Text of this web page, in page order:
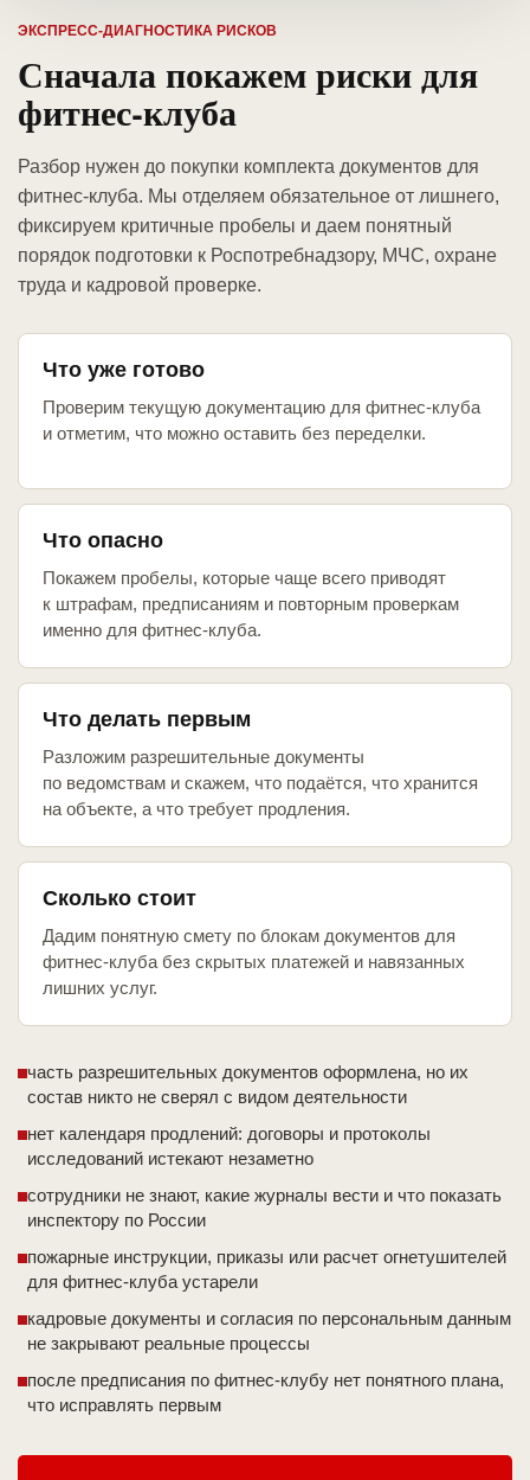
ЭКСПРЕСС-ДИАГНОСТИКА РИСКОВ
Сначала покажем риски для
фитнес-клуба
Разбор нужен до покупки комплекта документов для
фитнес-клуба. Мы отделяем обязательное от лишнего,
фиксируем критичные пробелы и даем понятный
порядок подготовки к Роспотребнадзору, МЧС, охране
труда и кадровой проверке.
Что уже готово
Проверим текущую документацию для фитнес-клуба
и отметим, что можно оставить без переделки.
Что опасно
Покажем пробелы, которые чаще всего приводят
к штрафам, предписаниям и повторным проверкам
именно для фитнес-клуба.
Что делать первым
Разложим разрешительные документы
по ведомствам и скажем, что подаётся, что хранится
на объекте, а что требует продления.
Сколько стоит
Дадим понятную смету по блокам документов для
фитнес-клуба без скрытых платежей и навязанных
лишних услуг.
часть разрешительных документов оформлена, но их
состав никто не сверял с видом деятельности
нет календаря продлений: договоры и протоколы
исследований истекают незаметно
сотрудники не знают, какие журналы вести и что показать
инспектору по России
пожарные инструкции, приказы или расчет огнетушителей
для фитнес-клуба устарели
кадровые документы и согласия по персональным данным
не закрывают реальные процессы
после предписания по фитнес-клубу нет понятного плана,
что исправлять первым